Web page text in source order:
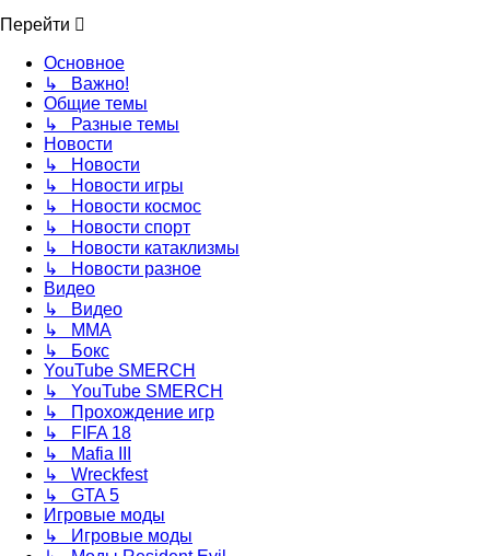
Перейти
Основное
↳ Важно!
Общие темы
↳ Разные темы
Новости
↳ Новости
↳ Новости игры
↳ Новости космос
↳ Новости спорт
↳ Новости катаклизмы
↳ Новости разное
Видео
↳ Видео
↳ ММА
↳ Бокс
YouTube SMERCH
↳ YouTube SMERCH
↳ Прохождение игр
↳ FIFA 18
↳ Mafia III
↳ Wreckfest
↳ GTA 5
Игровые моды
↳ Игровые моды